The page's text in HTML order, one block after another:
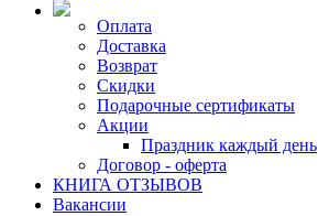
Оплата
Доставка
Возврат
Скидки
Подарочные сертификаты
Акции
Праздник каждый день
Договор - оферта
КНИГА ОТЗЫВОВ
Вакансии